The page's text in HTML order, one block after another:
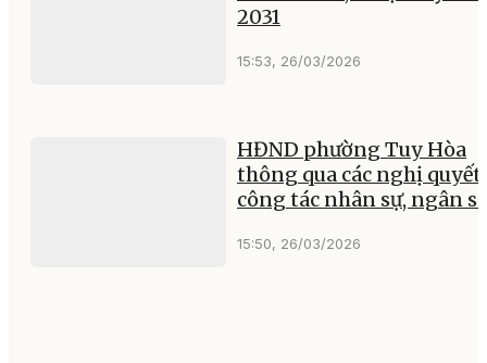
2031
15:53, 26/03/2026
HĐND phường Tuy Hòa
thông qua các nghị quyết
công tác nhân sự, ngân
15:50, 26/03/2026